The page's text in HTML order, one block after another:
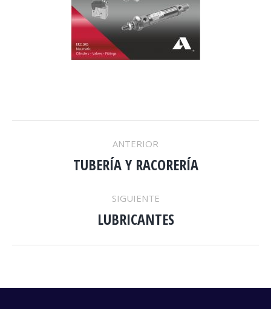
NAVEGACIÓN
PROYECTOS
ANTERIOR
Proyecto
TUBERÍA Y RACORERÍA
SIGUIENTE
Proyecto
LUBRICANTES